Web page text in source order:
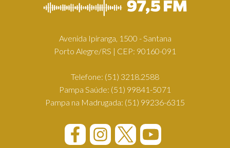
Avenida Ipiranga, 1500 - Santana
Porto Alegre/RS | CEP: 90160-091
Telefone: (51) 3218.2588
Pampa Saúde: (51) 99841-5071
Pampa na Madrugada: (51) 99236-6315